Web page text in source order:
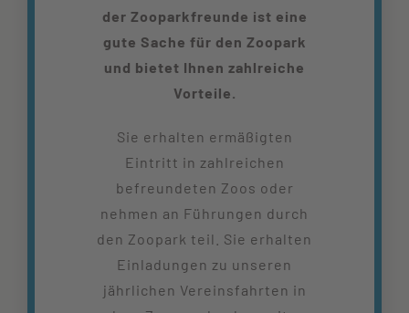
der Zooparkfreunde ist eine
gute Sache für den Zoopark
und bietet Ihnen zahlreiche
Vorteile.
Sie erhalten ermäßigten
Eintritt in zahlreichen
befreundeten Zoos oder
nehmen an Führungen durch
den Zoopark teil. Sie erhalten
Einladungen zu unseren
jährlichen Vereinsfahrten in